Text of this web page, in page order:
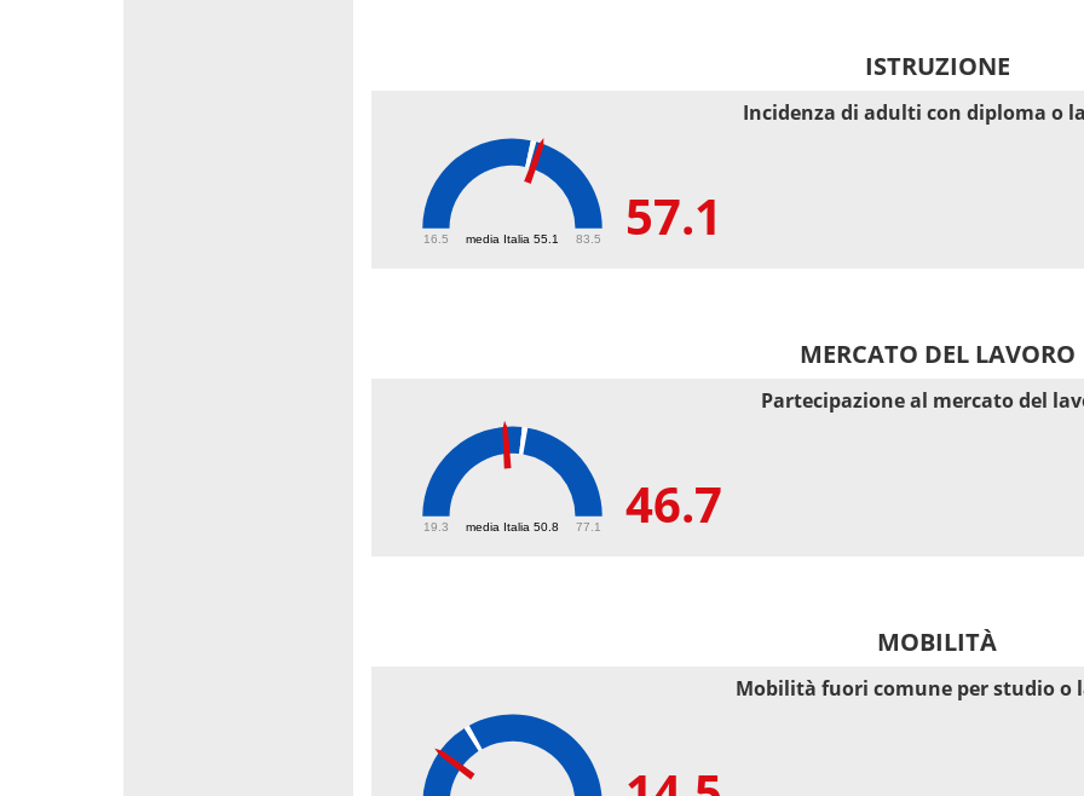
ISTRUZIONE
media Italia 55.1
16.5 83.5 57.1
Incidenza di adulti con diploma o
MERCATO DEL LAVORO
media Italia 50.8
19.3 77.1 46.7
Partecipazione al mercato del
MOBILITÀ
Mobilità fuori comune per studio o